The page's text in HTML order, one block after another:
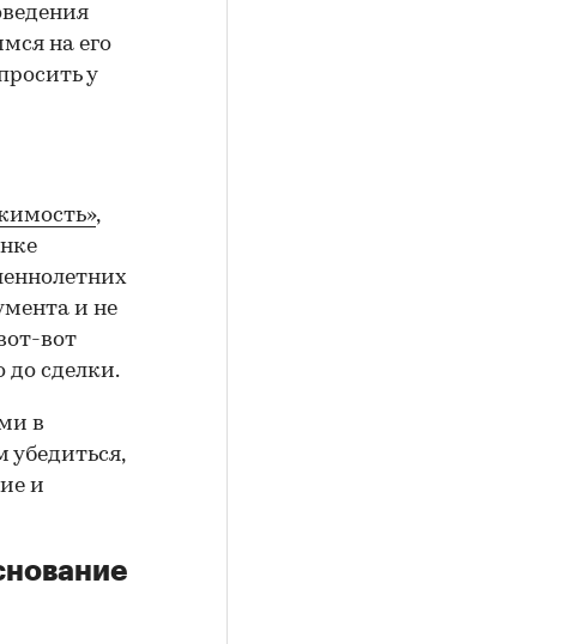
на его
у
,
и не
вот
до сделки.
в
и